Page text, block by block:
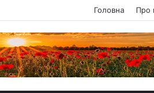
Головна Про